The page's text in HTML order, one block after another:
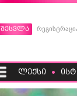
შესვლა
ლექსი